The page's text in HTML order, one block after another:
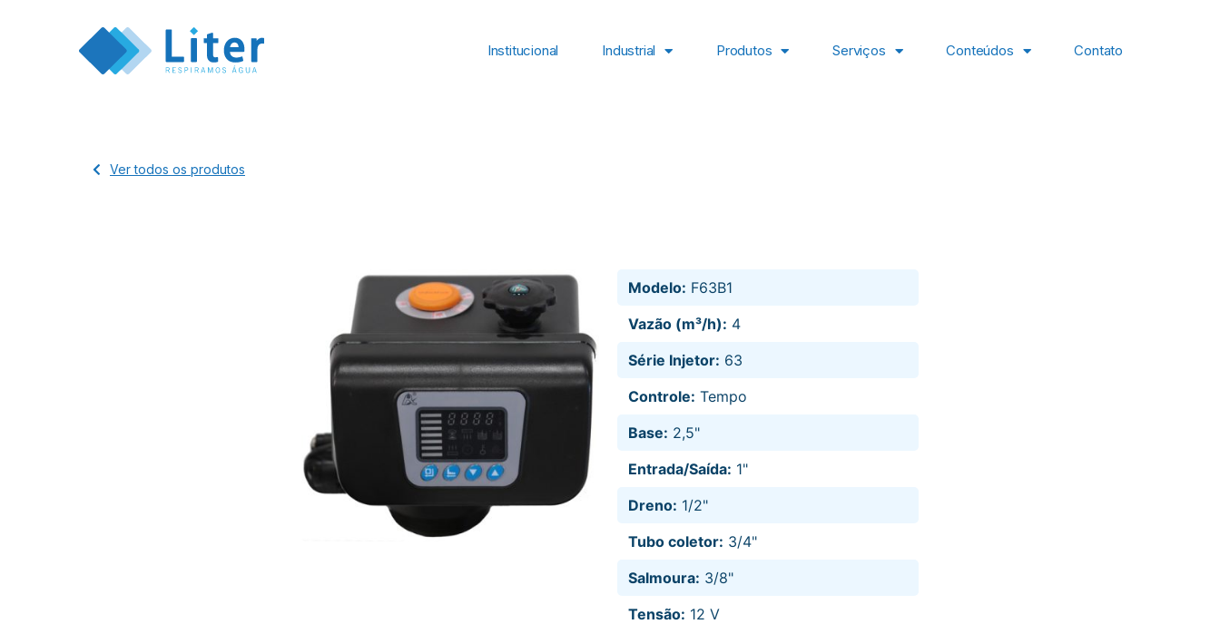
Institucional Industrial Produtos Serviços Conteúdos Contato
Ver todos os produtos
Modelo: F63B1
Vazão (m³/h): 4
Série Injetor: 63
Controle: Tempo
Base: 2,5"
Entrada/Saída: 1"
Dreno: 1/2"
Tubo coletor: 3/4"
Salmoura: 3/8"
Tensão: 12 V